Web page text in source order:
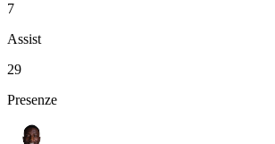
7
Assist
29
Presenze